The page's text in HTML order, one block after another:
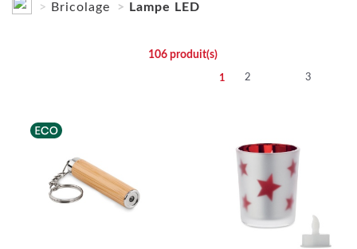
Bricolage Lampe LED
106produit(s)
1 2 3